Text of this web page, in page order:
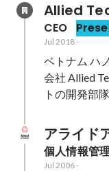
Allied
CEO
Jul 2018-
ベトナム ハ
会社 Allied
トの開発部
アライド
個人情報管
Jul 2006-